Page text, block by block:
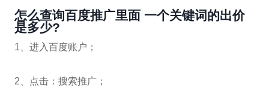
怎么查询百度推广里面 一个关键词的出价
是多少?
1、进入百度账户；
2、点击：搜索推广；